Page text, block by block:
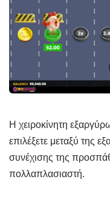
Η χειροκίνητη
επιλέξετε μεταξύ της
συνέχισης της
πολλαπλασιαστή.